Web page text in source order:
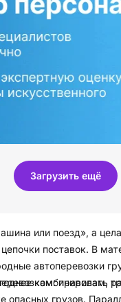
Загрузить ещё
или поезд», а
поставок. В
автоперевозки
комбинировать
правилам,
опасных грузов.